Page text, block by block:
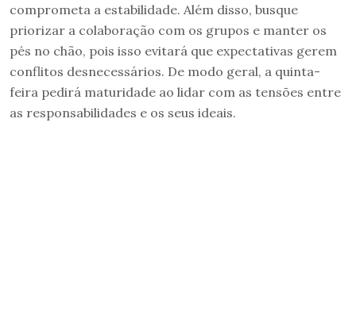
comprometa a estabilidade. Além disso, busque
priorizar a colaboração com os grupos e manter os
pés no chão, pois isso evitará que expectativas gerem
conflitos desnecessários. De modo geral, a quinta-
feira pedirá maturidade ao lidar com as tensões entre
as responsabilidades e os seus ideais.